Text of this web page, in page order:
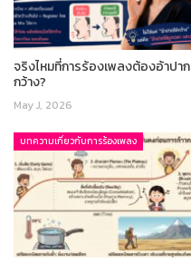
จริงไหมที่การร้องเพลงต้องอ้าปาก
กว้าง?
May J, 2026
บทความเกี่ยวกับการร้องเพลง